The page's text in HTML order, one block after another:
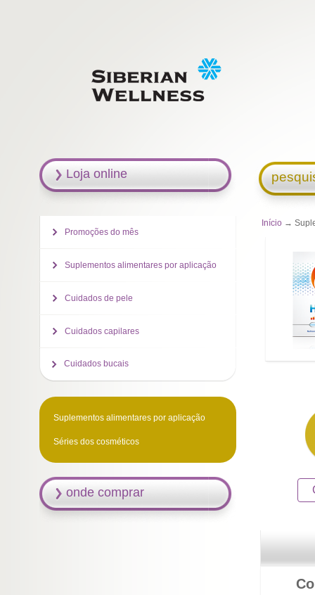
Início →
Loja online
Promoções do mês
Suplementos alimentares por aplicação
Cuidados de pele
Cuidados capilares
Cuidados bucais
Suplementos alimentares por aplicação
Séries dos cosméticos
onde comprar